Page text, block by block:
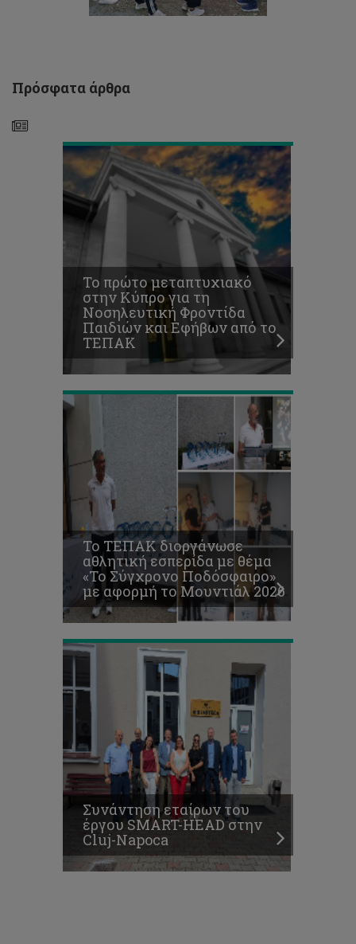
Πρόσφατα άρθρα
Νοσηλευτική
Φροντίδα
από
το
Το πρώτο μεταπτυχιακό
στην Κύπρο για τη
Νοσηλευτική Φροντίδα
Παιδιών και Εφήβων από το
ΤΕΠΑΚ
Το
ΤΕΠΑΚ
διοργάνωσε
αθλητική
εσπερίδα
με
«Το
Σύγχρονο
Ποδόσφαιρο»
με
αφορμή
το
Μουντιάλ
2026
Το ΤΕΠΑΚ διοργάνωσε
αθλητική εσπερίδα με θέμα
«Το Σύγχρονο Ποδόσφαιρο»
με αφορμή το Μουντιάλ 2026
Συνάντηση
εταίρων
του
έργου
SMART-
HEAD
στην
Cluj-
Napoca
Συνάντηση εταίρων του
έργου SMART-HEAD στην
Cluj-Napoca